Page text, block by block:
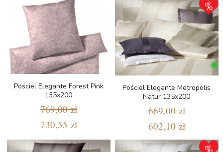
Pościel Elegante Forest Pink
135x200
769,00 zł
730,55 zł
Pościel Elegante Metropolis
Natur 135x200
669,00 zł
602,10 zł